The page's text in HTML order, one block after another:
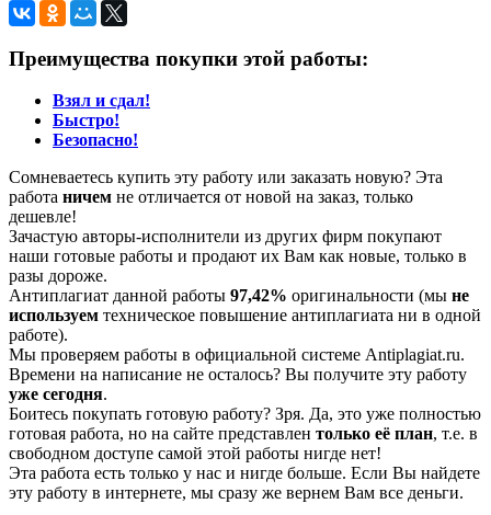
Преимущества покупки этой работы:
Взял и сдал!
Быстро!
Безопасно!
Сомневаетесь купить эту работу или заказать новую? Эта
работа ничем не отличается от новой на заказ, только
дешевле!
Зачастую авторы-исполнители из других фирм покупают
наши готовые работы и продают их Вам как новые, только в
разы дороже.
Антиплагиат данной работы 97,42% оригинальности (мы не
используем техническое повышение антиплагиата ни в одной
работе).
Мы проверяем работы в официальной системе Аntiplagiat.ru.
Времени на написание не осталось? Вы получите эту работу
уже сегодня.
Боитесь покупать готовую работу? Зря. Да, это уже полностью
готовая работа, но на сайте представлен только её план, т.е. в
свободном доступе самой этой работы нигде нет!
Эта работа есть только у нас и нигде больше. Если Вы найдете
эту работу в интернете, мы сразу же вернем Вам все деньги.